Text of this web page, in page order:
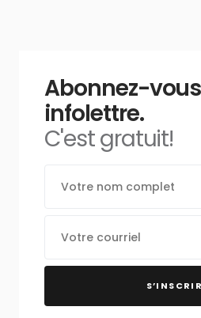
Abonnez-
infolettre.
C'est gratuit!